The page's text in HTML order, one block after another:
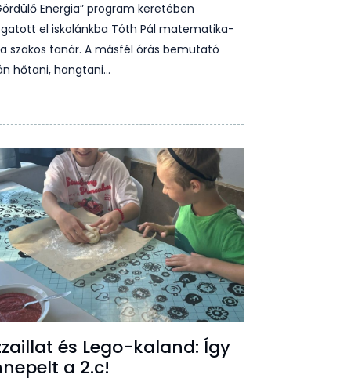
Energia” program keretében
el iskolánkba Tóth Pál matematika-
szakos tanár. A másfél órás bemutató
hőtani, hangtani…
és Lego-kaland: Így
a 2.c!